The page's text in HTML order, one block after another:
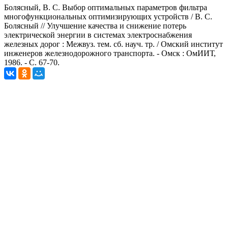
Болясный, В. С. Выбор оптимальных параметров фильтра
многофункциональных оптимизирующих устройств / В. С.
Болясный // Улучшение качества и снижение потерь
электрической энергии в системах электроснабжения
железных дорог : Межвуз. тем. сб. науч. тр. / Омский институт
инженеров железнодорожного транспорта. - Омск : ОмИИТ,
1986. - С. 67-70.